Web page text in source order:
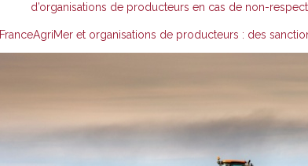
d’organisations de producteurs en cas de non-
FranceAgriMer et organisations de producteurs : des